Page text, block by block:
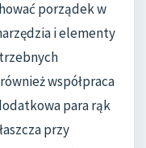
porządek w
i elementy
współpraca
para rąk
przy